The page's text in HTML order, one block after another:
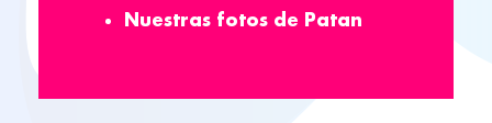
Nuestras fotos de Patan